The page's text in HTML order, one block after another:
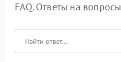
FAQ. Ответы на вопросы